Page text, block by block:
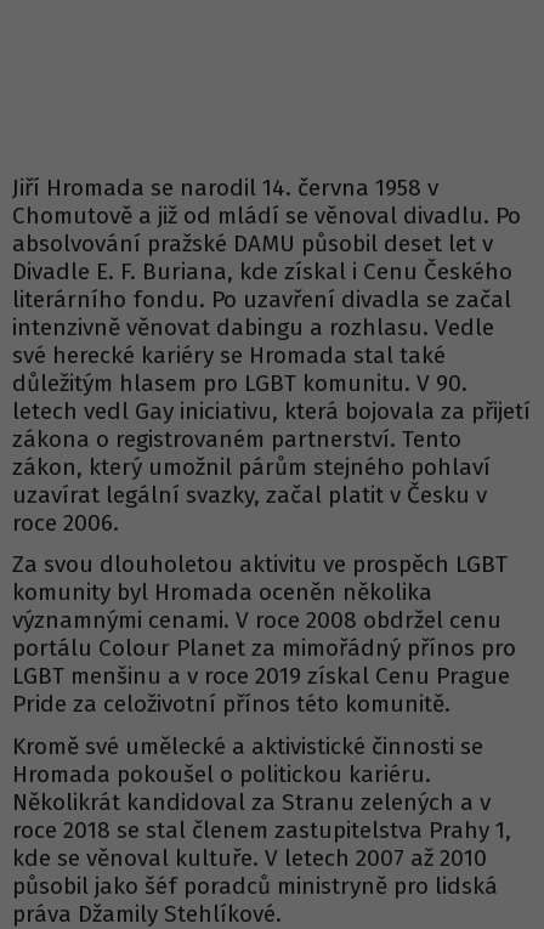
Jiří Hromada se narodil 14. června 1958 v
Chomutově a již od mládí se věnoval divadlu. Po
absolvování pražské DAMU působil deset let v
Divadle E. F. Buriana, kde získal i Cenu Českého
literárního fondu. Po uzavření divadla se začal
intenzivně věnovat dabingu a rozhlasu. Vedle
své herecké kariéry se Hromada stal také
důležitým hlasem pro LGBT komunitu. V 90.
letech vedl Gay iniciativu, která bojovala za přijetí
zákona o registrovaném partnerství. Tento
zákon, který umožnil párům stejného pohlaví
uzavírat legální svazky, začal platit v Česku v
roce 2006.
Za svou dlouholetou aktivitu ve prospěch LGBT
komunity byl Hromada oceněn několika
významnými cenami. V roce 2008 obdržel cenu
portálu Colour Planet za mimořádný přínos pro
LGBT menšinu a v roce 2019 získal Cenu Prague
Pride za celoživotní přínos této komunitě.
Kromě své umělecké a aktivistické činnosti se
Hromada pokoušel o politickou kariéru.
Několikrát kandidoval za Stranu zelených a v
roce 2018 se stal členem zastupitelstva Prahy 1,
kde se věnoval kultuře. V letech 2007 až 2010
působil jako šéf poradců ministryně pro lidská
práva Džamily Stehlíkové.